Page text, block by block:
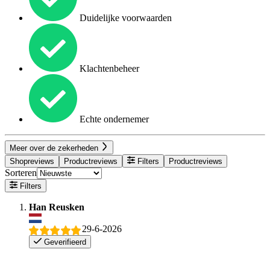
Duidelijke voorwaarden
Klachtenbeheer
Echte ondernemer
Meer over de zekerheden
Shopreviews
Productreviews Filters Productreviews
Sorteren
Filters
Han Reusken
29-6-2026
Geverifieerd